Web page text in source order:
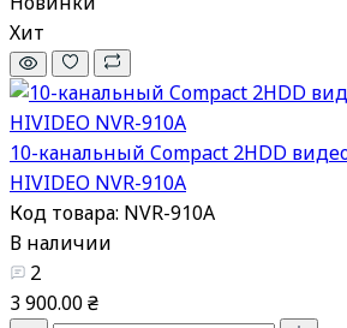
Хит
10-канальный Compact 2HDD
HIVIDEO NVR-910A
Код товара: NVR-910A
В наличии
2
3 900.00 ₴